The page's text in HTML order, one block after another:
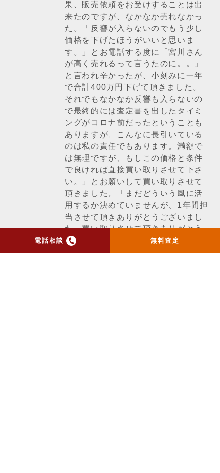
電話相談 無料査定
果、販売依頼をお受けすることは出
来たのですが、なかなか売れなかっ
た。「反響が入らないのでもう少し
価格を下げたほうがいいと思いま
す。」とお電話する度に「宮川さん
が高く売れるって言うたのに。。」
と言われ辛かったが、小刻みに一年
で合計400万円下げて頂きました。
それでもなかなか反響も入らないの
で最終的には査定書を出したタイミ
ングがコロナ前だったということも
ありますが、こんなに長引いている
のは私の責任でもあります。満額で
は無理ですが、もしこの価格と条件
で良ければ直接買い取りさせて下さ
い。」とお願いして買い取りさせて
頂きました。「まだどういう風に活
用するか決めていませんが、1年間担
当させて頂きありがとうございまし
た。買い取りさせて頂きありがとう
ございました！」